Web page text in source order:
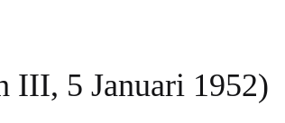
III, 5 Januari 1952)